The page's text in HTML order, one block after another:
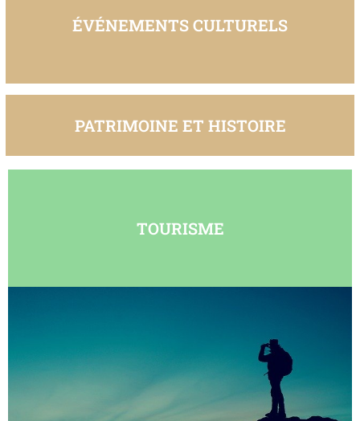
ÉVÉNEMENTS CULTURELS
PATRIMOINE ET HISTOIRE
TOURISME